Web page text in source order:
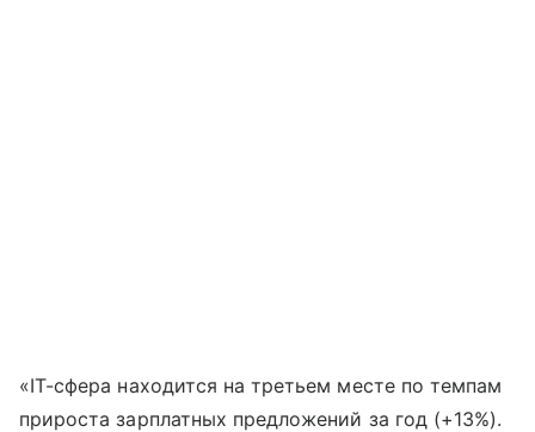
«IT-сфера находится на третьем месте по темпам
прироста зарплатных предложений за год (+13%).